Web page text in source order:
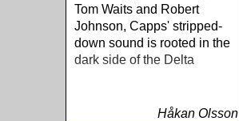
Tom Waits and Robert
Johnson, Capps' stripped-
down sound is rooted in the
dark side of the Delta
Håkan Olsson